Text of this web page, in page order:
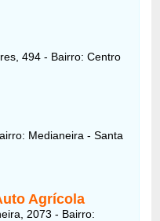
494 - Bairro: Centro
Medianeira - Santa
Agrícola
2073 - Bairro: